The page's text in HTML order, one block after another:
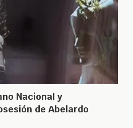
Nacional y
de Abelardo